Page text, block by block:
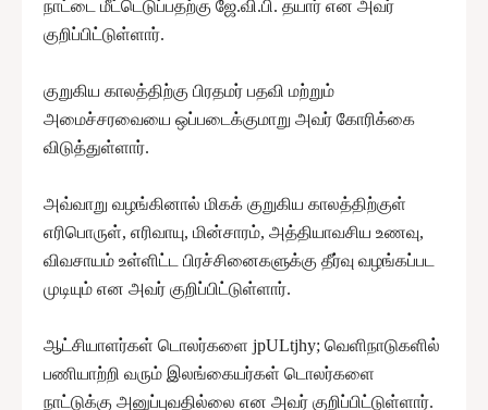
நாட்டை மீட்டெடுப்பதற்கு ஜே.வி.பி. தயார் என அவர்
குறிப்பிட்டுள்ளார்.
குறுகிய காலத்திற்கு பிரதமர் பதவி மற்றும்
அமைச்சரவையை ஒப்படைக்குமாறு அவர் கோரிக்கை
விடுத்துள்ளார்.
அவ்வாறு வழங்கினால் மிகக் குறுகிய காலத்திற்குள்
எரிபொருள், எரிவாயு, மின்சாரம், அத்தியாவசிய உணவு,
விவசாயம் உள்ளிட்ட பிரச்சினைகளுக்கு தீர்வு வழங்கப்பட
முடியும் என அவர் குறிப்பிட்டுள்ளார்.
ஆட்சியாளர்கள் டொலர்களை jpULtjhy; வெளிநாடுகளில்
பணியாற்றி வரும் இலங்கையர்கள் டொலர்களை
நாட்டுக்கு அனுப்புவதில்லை என அவர் குறிப்பிட்டுள்ளார்.